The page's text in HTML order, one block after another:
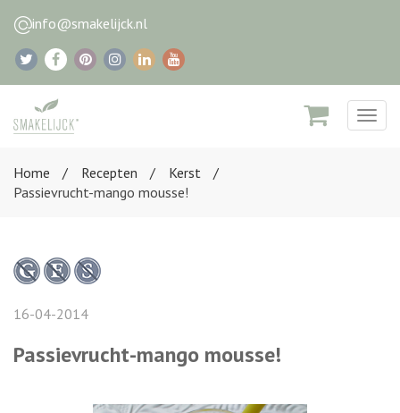
info@smakelijck.nl
Home
Recepten
Kerst
Passievrucht-mango mousse!
16-04-2014
Passievrucht-mango mousse!